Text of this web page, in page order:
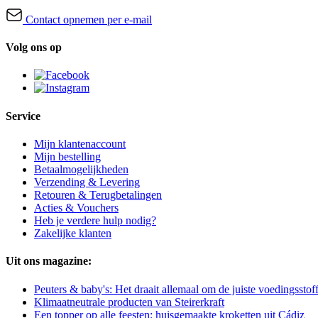
Contact opnemen per e-mail
Volg ons op
Service
Mijn klantenaccount
Mijn bestelling
Betaalmogelijkheden
Verzending & Levering
Retouren & Terugbetalingen
Acties & Vouchers
Heb je verdere hulp nodig?
Zakelijke klanten
Uit ons magazine:
Peuters & baby's: Het draait allemaal om de juiste
Klimaatneutrale producten van Steirerkraft
Een topper op alle feesten: huisgemaakte kroketten uit Cádiz